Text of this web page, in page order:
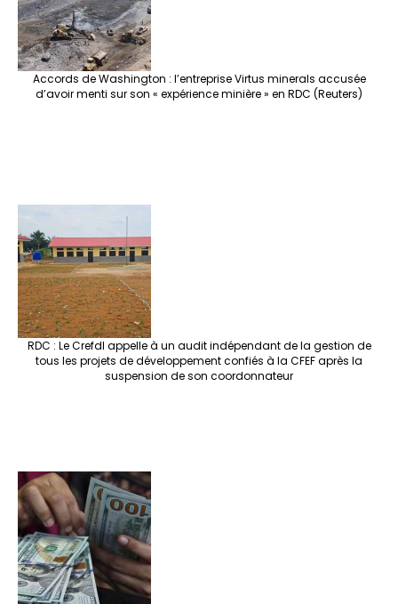
Accords de Washington : l’entreprise Virtus minerals accusée
d’avoir menti sur son « expérience minière » en RDC (Reuters)
RDC : Le Crefdl appelle à un audit indépendant de la gestion de
tous les projets de développement confiés à la CFEF après la
suspension de son coordonnateur